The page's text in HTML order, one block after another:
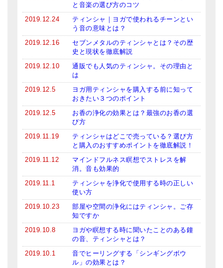
と音楽の選び方のコツ
2019.12.24
ティンシャ｜ヨガで使われるチーンとい
う音の意味とは？
2019.12.16
セブンメタルのティンシャとは？その歴
史と現状を徹底解説
2019.12.10
通販でも人気のティンシャ。その理由と
は
2019.12.5
ヨガ用ティンシャを購入する前に知って
おきたい３つのポイント
2019.12.5
お香の浄化の効果とは？最強のお香の選
び方
2019.11.19
ティンシャはどこで売っている？選び方
と購入のおすすめポイントを徹底解説！
2019.11.12
マインドフルネス瞑想でストレスを解
消。音も効果的
2019.11.1
ティンシャを浄化で使用する時の正しい
使い方
2019.10.23
部屋や空間の浄化にはティンシャ。ご存
知ですか
2019.10.8
ヨガや瞑想する時に聞いたことのある鐘
の音、ティンシャとは？
2019.10.1
音でヒーリングする「シンギングボウ
ル」の効果とは？